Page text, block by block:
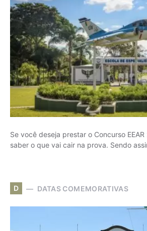
Se você deseja prestar o Concurso
saber o que vai cair na prova. Sendo
D DATAS COMEMORATIVAS